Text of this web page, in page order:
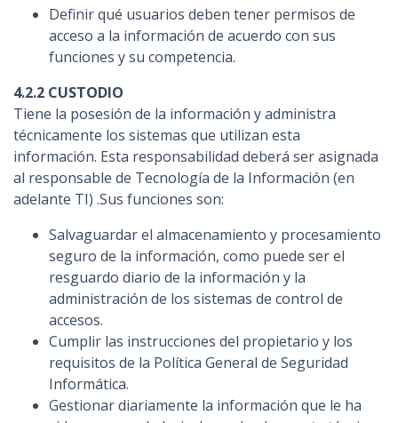
Definir qué usuarios deben tener permisos de
acceso a la información de acuerdo con sus
funciones y su competencia.
4.2.2 CUSTODIO
Tiene la posesión de la información y administra
técnicamente los sistemas que utilizan esta
información. Esta responsabilidad deberá ser asignada
al responsable de Tecnología de la Información (en
adelante TI) .Sus funciones son:
Salvaguardar el almacenamiento y procesamiento
seguro de la información, como puede ser el
resguardo diario de la información y la
administración de los sistemas de control de
accesos.
Cumplir las instrucciones del propietario y los
requisitos de la Política General de Seguridad
Informática.
Gestionar diariamente la información que le ha